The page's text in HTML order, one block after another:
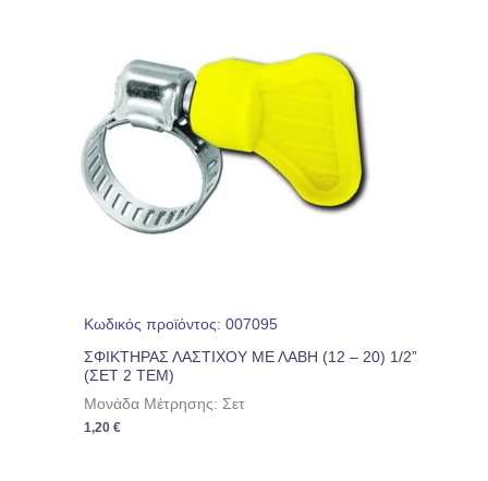
Κωδικός προϊόντος: 007095
ΣΦΙΚΤΗΡΑΣ ΛΑΣΤΙΧΟΥ ΜΕ ΛΑΒΗ (12 – 20) 1/2”
(ΣΕΤ 2 ΤΕΜ)
Μονάδα Μέτρησης: Σετ
1,20€